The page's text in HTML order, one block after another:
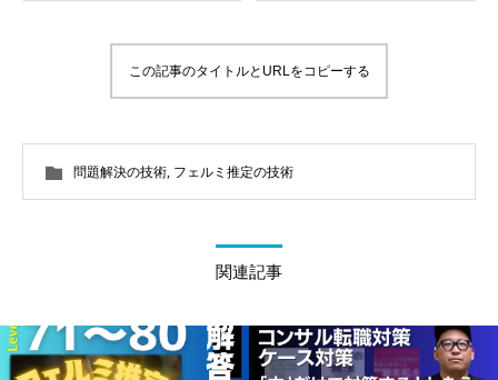
この記事のタイトルとURLをコピーする
問題解決の技術, フェルミ推定の技術
関連記事